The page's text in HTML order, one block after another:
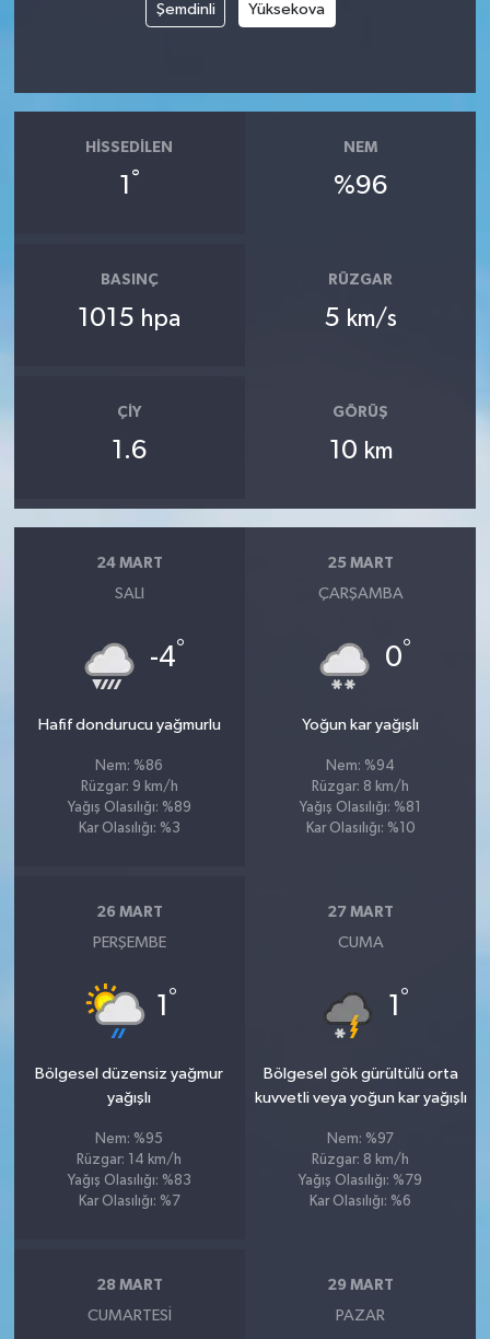
Şemdinli Yüksekova
HISSEDILEN
1 °
NEM
%96
BASINÇ
1015 hpa
RÜZGAR
5 km/s
ÇIY
1.6
GÖRÜŞ
10 km
24 MART
SALI
-4°
Hafif dondurucu yağmurlu
Nem: %86
Rüzgar: 9 km/h
Yağış Olasılığı: %89
Kar Olasılığı: %3
25 MART
ÇARŞAMBA
0°
Yoğun kar yağışlı
Nem: %94
Rüzgar: 8 km/h
Yağış Olasılığı: %81
Kar Olasılığı: %10
26 MART
PERŞEMBE
1 °
Bölgesel düzensiz yağmur
yağışlı
Nem: %95
Rüzgar: 14 km/h
Yağış Olasılığı: %83
Kar Olasılığı: %7
27 MART
CUMA
1 °
Bölgesel gök gürültülü orta
kuvvetli veya yoğun kar yağışlı
Nem: %97
Rüzgar: 8 km/h
Yağış Olasılığı: %79
Kar Olasılığı: %6
28 MART
CUMARTESI
29 MART
PAZAR
Kepsut
KÜLTÜR-SANAT
Manyas
Savaştepe
SEYAHAT
Sındırgı
SPOR
Susurluk
TARİHTE BUGÜN
Trend
TÜRKİYE
VİZYONDAKİLER